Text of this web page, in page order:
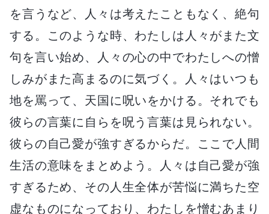
を言うなど、人々は考えたこともなく、絶句
する。このような時、わたしは人々がまた文
句を言い始め、人々の心の中でわたしへの憎
しみがまた高まるのに気づく。人々はいつも
地を罵って、天国に呪いをかける。それでも
彼らの言葉に自らを呪う言葉は見られない。
彼らの自己愛が強すぎるからだ。ここで人間
生活の意味をまとめよう。人々は自己愛が強
すぎるため、その人生全体が苦悩に満ちた空
虚なものになっており、わたしを憎むあまり